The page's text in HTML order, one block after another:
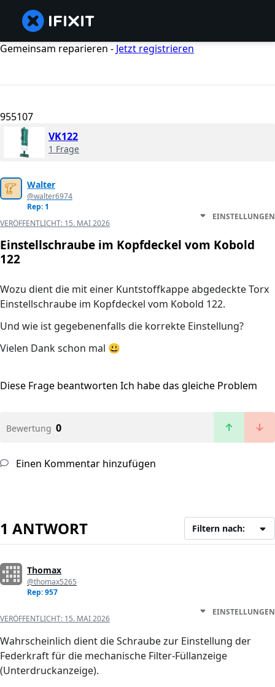
Gemeinsam reparieren - Jetzt registrieren
955107
VK122
1 Frage
Walter
@walter6974
Rep: 1
VERÖFFENTLICHT: 15. MAI 2026
EINSTELLUNGEN
Einstellschraube im Kopfdeckel vom Kobold
122
Wozu dient die mit einer Kuntstoffkappe abgedeckte Torx
Einstellschraube im Kopfdeckel vom Kobold 122.
Und wie ist gegebenenfalls die korrekte Einstellung?
Vielen Dank schon mal 😃
Diese Frage beantworten Ich habe das gleiche Problem
Bewertung 0
Einen Kommentar hinzufügen
1 ANTWORT Filtern nach:
Thomax
@thomax5265
Rep: 957
VERÖFFENTLICHT: 15. MAI 2026
EINSTELLUNGEN
Wahrscheinlich dient die Schraube zur Einstellung der
Federkraft für die mechanische Filter-Füllanzeige
(Unterdruckanzeige).